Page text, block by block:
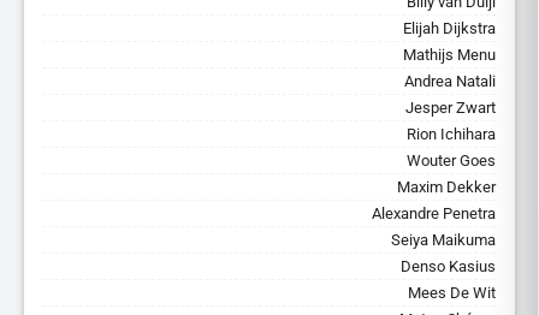
Elijah Dijkstra
Mathijs Menu
Andrea Natali
Jesper Zwart
Rion Ichihara
Wouter Goes
Maxim Dekker
Alexandre Penetra
Seiya Maikuma
Denso Kasius
Mees De Wit